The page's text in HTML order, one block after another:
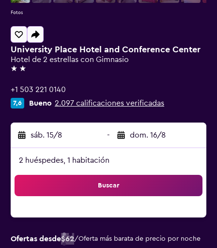
University Place Hotel and Conference Center
Hotel de 2 estrellas con Gimnasio
2 estrellas
+1 503 221 0140
7,6 Bueno 2.097 calificaciones verificadas
sáb. 15/8 - dom. 16/8
2 huéspedes, 1 habitación
Buscar
Ofertas desde$62/Oferta más barata de precio por noche
Fotos